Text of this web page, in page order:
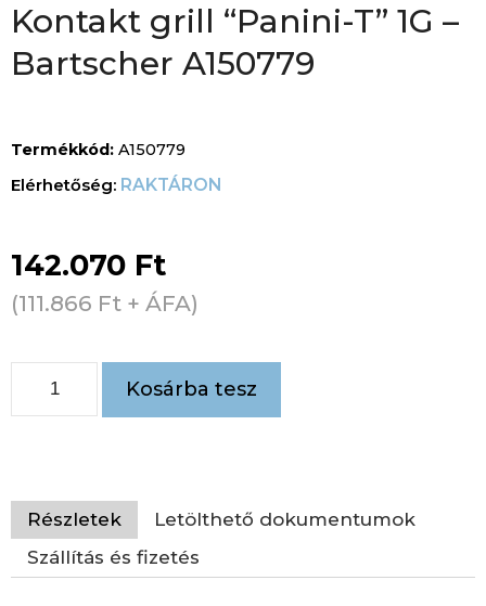
Kontakt grill “Panini-T” 1G –
Bartscher A150779
Termékkód: A150779
RAKTÁRON
142.070 Ft
(111.866 Ft + ÁFA)
Kosárba tesz
Részletek
Letölthető dokumentumok
Szállítás és fizetés